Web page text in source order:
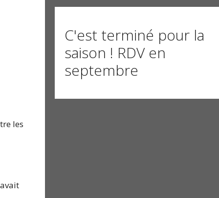
les
C'est terminé pour la
saison ! RDV en
septembre